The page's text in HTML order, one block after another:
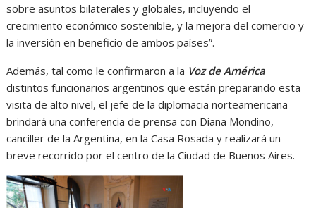
sobre asuntos bilaterales y globales, incluyendo el
crecimiento económico sostenible, y la mejora del comercio y
la inversión en beneficio de ambos países”.
Además, tal como le confirmaron a la Voz de América
distintos funcionarios argentinos que están preparando esta
visita de alto nivel, el jefe de la diplomacia norteamericana
brindará una conferencia de prensa con Diana Mondino,
canciller de la Argentina, en la Casa Rosada y realizará un
breve recorrido por el centro de la Ciudad de Buenos Aires.